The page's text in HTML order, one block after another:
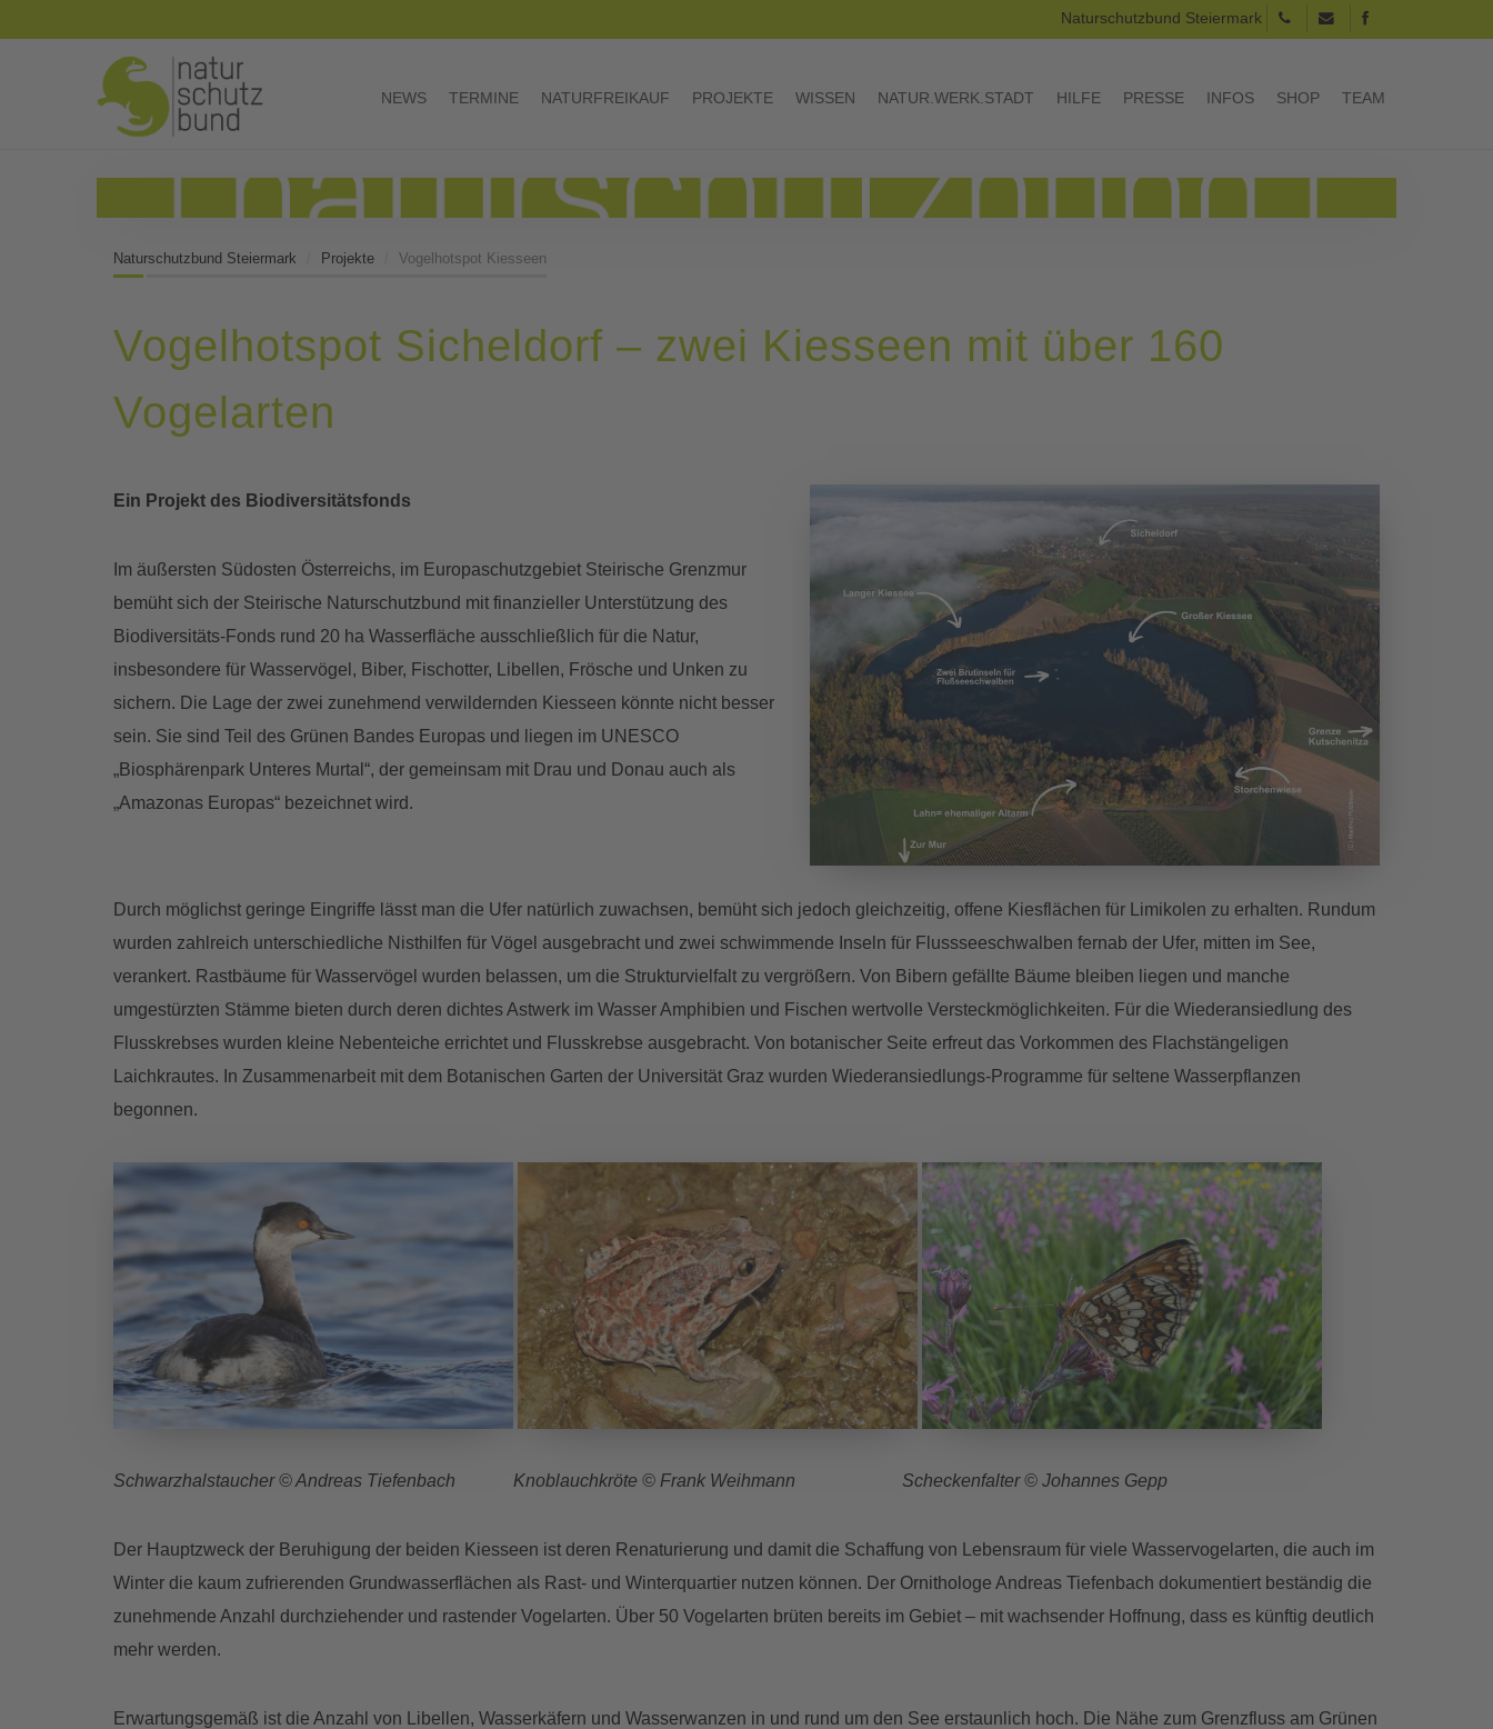
Naturschutzbund Steiermark
NEWS TERMINE NATURFREIKAUF PROJEKTE WISSEN NATUR.WERK.STADT HILFE PRESSE INFOS SHOP TEAM
Naturschutzbund Steiermark Projekte Vogelhotspot Kiesseen
Vogelhotspot Sicheldorf – zwei Kiesseen mit über 160
Vogelarten
Ein Projekt des Biodiversitätsfonds
Im äußersten Südosten Österreichs, im Europaschutzgebiet Steirische Grenzmur
bemüht sich der Steirische Naturschutzbund mit finanzieller Unterstützung des
Biodiversitäts-Fonds rund 20 ha Wasserfläche ausschließlich für die Natur,
insbesondere für Wasservögel, Biber, Fischotter, Libellen, Frösche und Unken zu
sichern. Die Lage der zwei zunehmend verwildernden Kiesseen könnte nicht besser
sein. Sie sind Teil des Grünen Bandes Europas und liegen im UNESCO
„Biosphärenpark Unteres Murtal“, der gemeinsam mit Drau und Donau auch als
„Amazonas Europas“ bezeichnet wird.
Durch möglichst geringe Eingriffe lässt man die Ufer natürlich zuwachsen, bemüht sich jedoch gleichzeitig, offene Kiesflächen für Limikolen zu erhalten. Rundum
wurden zahlreich unterschiedliche Nisthilfen für Vögel ausgebracht und zwei schwimmende Inseln für Flussseeschwalben fernab der Ufer, mitten im See,
verankert. Rastbäume für Wasservögel wurden belassen, um die Strukturvielfalt zu vergrößern. Von Bibern gefällte Bäume bleiben liegen und manche
umgestürzten Stämme bieten durch deren dichtes Astwerk im Wasser Amphibien und Fischen wertvolle Versteckmöglichkeiten. Für die Wiederansiedlung des
Flusskrebses wurden kleine Nebenteiche errichtet und Flusskrebse ausgebracht. Von botanischer Seite erfreut das Vorkommen des Flachstängeligen
Laichkrautes. In Zusammenarbeit mit dem Botanischen Garten der Universität Graz wurden Wiederansiedlungs-Programme für seltene Wasserpflanzen
begonnen.
Schwarzhalstaucher © Andreas Tiefenbach Knoblauchkröte © Frank Weihmann Scheckenfalter © Johannes Gepp
Der Hauptzweck der Beruhigung der beiden Kiesseen ist deren Renaturierung und damit die Schaffung von Lebensraum für viele Wasservogelarten, die auch im
Winter die kaum zufrierenden Grundwasserflächen als Rast- und Winterquartier nutzen können. Der Ornithologe Andreas Tiefenbach dokumentiert beständig die
zunehmende Anzahl durchziehender und rastender Vogelarten. Über 50 Vogelarten brüten bereits im Gebiet – mit wachsender Hoffnung, dass es künftig deutlich
mehr werden.
Erwartungsgemäß ist die Anzahl von Libellen, Wasserkäfern und Wasserwanzen in und rund um den See erstaunlich hoch. Die Nähe zum Grenzfluss am Grünen